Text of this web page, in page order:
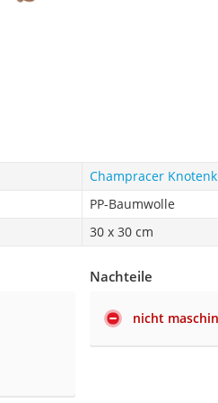
Champracer
PP-Baumwolle
30 x 30 cm
Nachteile
nicht